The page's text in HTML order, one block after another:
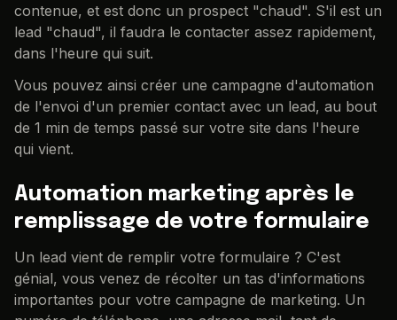
contenue, et est donc un prospect "chaud". S'il est un
lead "chaud", il faudra le contacter assez rapidement,
dans l'heure qui suit.
Vous pouvez ainsi créer une campagne d'automation
de l'envoi d'un premier contact avec un lead, au bout
de 1 min de temps passé sur votre site dans l'heure
qui vient.
Automation marketing après le
remplissage de votre formulaire
Un lead vient de remplir votre formulaire ? C'est
génial, vous venez de récolter un tas d'informations
importantes pour votre campagne de marketing. Un